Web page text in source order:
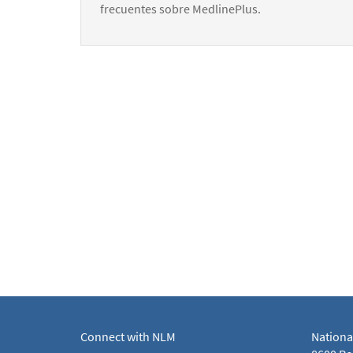
frecuentes sobre MedlinePlus.
Connect with NLM